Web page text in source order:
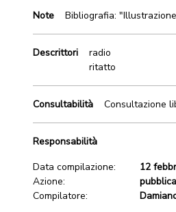
Note Bibliografia:
Descrittori
radio
ritatto
Consultabilità Consultazione
Responsabilità
Data compilazione:
12
Azione:
Compilatore: